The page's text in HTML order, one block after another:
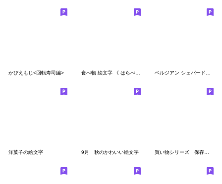
かびえもじ<回転寿司編>
洋菓子の絵文字 9月 秋のかわいい絵文字 買い物シリーズ 保存食 レトルト 缶詰